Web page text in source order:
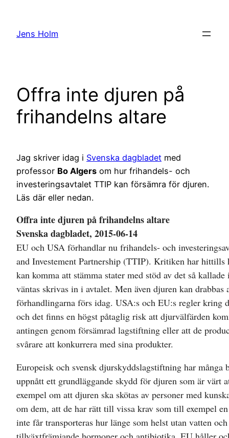
innehåll
Jens Holm
Offra inte djuren på
frihandelns altare
Jag skriver idag i Svenska dagbladet med
professor Bo Algers om hur frihandels- och
investeringsavtalet TTIP kan försämra för djuren.
Läs där eller nedan.
Offra inte djuren på frihandelns altare
Svenska dagbladet, 2015-06-14
EU och USA förhandlar nu frihandels- och
and Investement Partnership (TTIP). Kritiken har hittills
kan komma att stämma stater med stöd av det så
väntas skrivas in i avtalet. Men även djuren kan drabbas
förhandlingarna förs idag. USA:s och EU:s regler kring
och det finns en högst påtaglig risk att djurvälfärden
antingen genom försämrad lagstiftning eller att de
svårare att konkurrera med sina produkter.
Europeisk och svensk djurskyddslagstiftning har många
uppnått ett grundläggande skydd för djuren som är värt
exempel om att djuren ska skötas av personer med
om dem, att de har rätt till vissa krav som till exempel
inte får transporteras hur länge som helst utan vatten